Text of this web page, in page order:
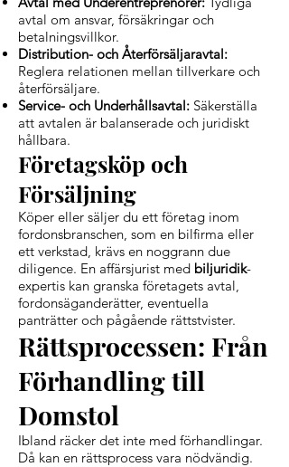
avtal om ansvar, försäkringar och
betalningsvillkor.
Distribution- och Återförsäljaravtal:
Reglera relationen mellan tillverkare och
återförsäljare.
Service- och Underhållsavtal: Säkerställa
att avtalen är balanserade och juridiskt
hållbara.
Företagsköp och
Försäljning
Köper eller säljer du ett företag inom
fordonsbranschen, som en bilfirma eller
ett verkstad, krävs en noggrann due
diligence. En affärsjurist med biljuridik-
expertis kan granska företagets avtal,
fordonsäganderätter, eventuella
panträtter och pågående rättstvister.
Rättsprocessen: Från
Förhandling till
Domstol
Ibland räcker det inte med förhandlingar.
Då kan en rättsprocess vara nödvändig.